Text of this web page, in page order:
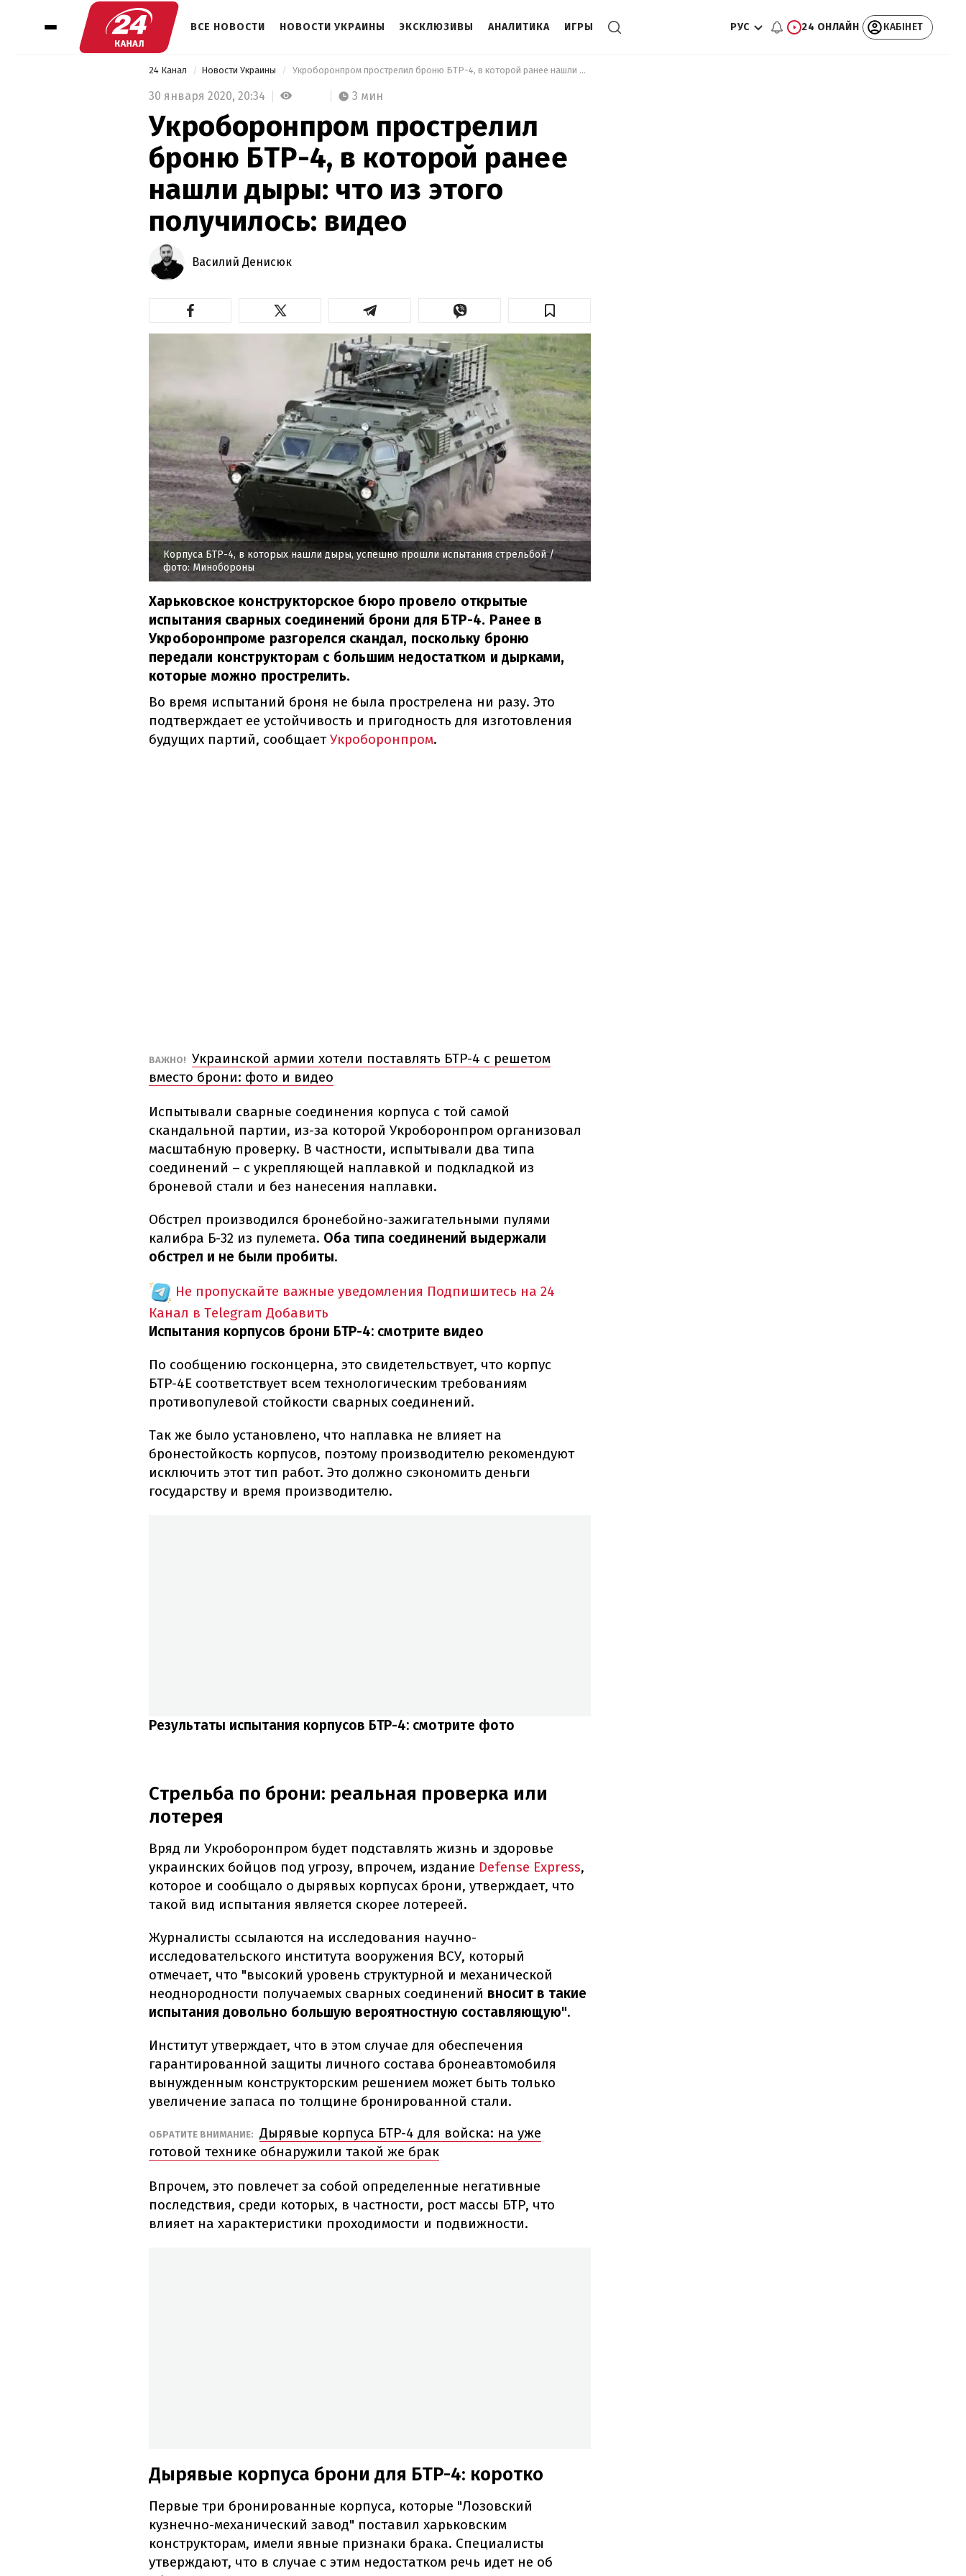
ВСЕ НОВОСТИ НОВОСТИ УКРАИНЫ ЭКСКЛЮЗИВЫ АНАЛИТИКА ИГРЫ РУС 24 ОНЛАЙН КАБІНЕТ
24 Канал Новости Украины Укроборонпром прострелил броню БТР-4, в которой ранее нашли дыры: что из этого получилось: видео
30 января 2020, 20:34 3 мин
Укроборонпром прострелил
броню БТР-4, в которой ранее
нашли дыры: что из этого
получилось: видео
Василий Денисюк
Корпуса БТР-4, в которых нашли дыры, успешно прошли испытания стрельбой/
фото: Минобороны
Харьковское конструкторское бюро провело открытые
испытания сварных соединений брони для БТР-4. Ранее в
Укроборонпроме разгорелся скандал, поскольку броню
передали конструкторам с большим недостатком и дырками,
которые можно прострелить.
Во время испытаний броня не была прострелена ни разу. Это
подтверждает ее устойчивость и пригодность для изготовления
будущих партий, сообщаетУкроборонпром.
ВАЖНО! Украинской армии хотели поставлять БТР-4 с решетом
вместо брони: фото и видео
Испытывали сварные соединения корпуса с той самой
скандальной партии, из-за которой Укроборонпром организовал
масштабную проверку. В частности, испытывали два типа
соединений – с укрепляющей наплавкой и подкладкой из
броневой стали и без нанесения наплавки.
Обстрел производился бронебойно-зажигательными пулями
калибра Б-32 из пулемета. Оба типа соединений выдержали
обстрел и не были пробиты.
Не пропускайте важные уведомления Подпишитесь на 24
Канал в Telegram Добавить
Испытания корпусов брони БТР-4: смотрите видео
По сообщению госконцерна, это свидетельствует, что корпус
БТР-4Е соответствует всем технологическим требованиям
противопулевой стойкости сварных соединений.
Так же было установлено, что наплавка не влияет на
бронестойкость корпусов, поэтому производителю рекомендуют
исключить этот тип работ. Это должно сэкономить деньги
государству и время производителю.
Результаты испытания корпусов БТР-4: смотрите фото
Стрельба по брони: реальная проверка или
лотерея
Вряд ли Укроборонпром будет подставлять жизнь и здоровье
украинских бойцов под угрозу, впрочем, издание Defense Express,
которое и сообщало о дырявых корпусах брони, утверждает, что
такой вид испытания является скорее лотереей.
Журналисты ссылаются на исследования научно-
исследовательского института вооружения ВСУ, который
отмечает, что "высокий уровень структурной и механической
неоднородности получаемых сварных соединений вносит в такие
испытания довольно большую вероятностную составляющую".
Институт утверждает, что в этом случае для обеспечения
гарантированной защиты личного состава бронеавтомобиля
вынужденным конструкторским решением может быть только
увеличение запаса по толщине бронированной стали.
ОБРАТИТЕ ВНИМАНИЕ: Дырявые корпуса БТР-4 для войска: на уже
готовой технике обнаружили такой же брак
Впрочем, это повлечет за собой определенные негативные
последствия, среди которых, в частности, рост массы БТР, что
влияет на характеристики проходимости и подвижности.
Дырявые корпуса брони для БТР-4: коротко
Первые три бронированные корпуса, которые "Лозовский
кузнечно-механический завод" поставил харьковским
конструкторам, имели явные признаки брака. Специалисты
утверждают, что в случае с этим недостатком речь идет не об